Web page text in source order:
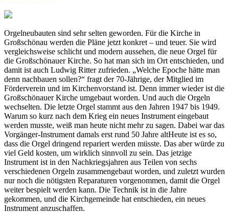
Orgelneubauten sind sehr selten geworden. Für die Kirche in
Großschönau werden die Pläne jetzt konkret – und teuer. Sie wird
vergleichsweise schlicht und modern aussehen, die neue Orgel für
die Großschönauer Kirche. So hat man sich im Ort entschieden, und
damit ist auch Ludwig Ritter zufrieden. „Welche Epoche hätte man
denn nachbauen sollen?“ fragt der 70-Jährige, der Mitglied im
Förderverein und im Kirchenvorstand ist. Denn immer wieder ist die
Großschönauer Kirche umgebaut worden. Und auch die Orgeln
wechselten. Die letzte Orgel stammt aus den Jahren 1947 bis 1949.
Warum so kurz nach dem Krieg ein neues Instrument eingebaut
werden musste, weiß man heute nicht mehr zu sagen. Dabei war das
Vorgänger-Instrument damals erst rund 50 Jahre altHeute ist es so,
dass die Orgel dringend repariert werden müsste. Das aber würde zu
viel Geld kosten, um wirklich sinnvoll zu sein. Das jetzige
Instrument ist in den Nachkriegsjahren aus Teilen von sechs
verschiedenen Orgeln zusammengebaut worden, und zuletzt wurden
nur noch die nötigsten Reparaturen vorgenommen, damit die Orgel
weiter bespielt werden kann. Die Technik ist in die Jahre
gekommen, und die Kirchgemeinde hat entschieden, ein neues
Instrument anzuschaffen.